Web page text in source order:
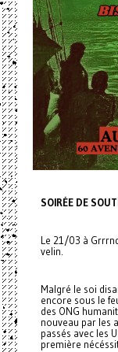
SOIRÉE DE
Le 21/03 à
velin.
Malgré le soi
encore sous le
des ONG
nouveau par les
passés avec les
première